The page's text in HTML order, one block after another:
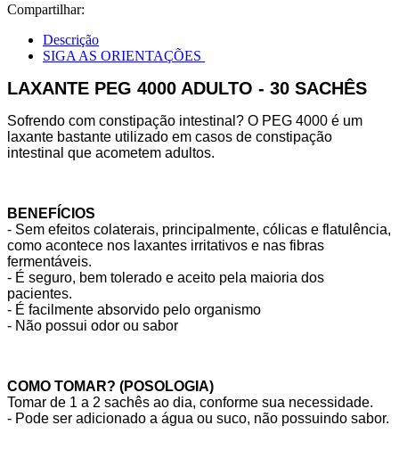
Compartilhar:
Descrição
SIGA AS ORIENTAÇÕES
LAXANTE PEG 4000 ADULTO - 30 SACHÊS
Sofrendo com constipação intestinal? O PEG 4000 é um
laxante bastante utilizado em casos de constipação
intestinal que acometem adultos.
BENEFÍCIOS
- Sem efeitos colaterais, principalmente, cólicas e flatulência,
como acontece nos laxantes irritativos e nas fibras
fermentáveis.
- É seguro, bem tolerado e aceito pela maioria dos
pacientes.
- É facilmente absorvido pelo organismo
- Não possui odor ou sabor
COMO TOMAR? (POSOLOGIA)
Tomar de 1 a 2 sachês ao dia, conforme sua necessidade.
- Pode ser adicionado a água ou suco, não possuindo sabor.